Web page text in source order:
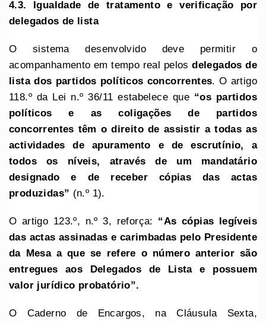
4.3. Igualdade de tratamento e verificação por
delegados de lista
O sistema desenvolvido deve permitir o
acompanhamento em tempo real pelosdelegados de
lista dos partidos políticos concorrentes. O artigo
118.º da Lei n.º 36/11 estabelece que “os partidos
políticos e as coligações de partidos
concorrentes têm o direito de assistir a todas as
actividades de apuramento e de escrutínio, a
todos os níveis, através de um mandatário
designado e de receber cópias das actas
produzidas” (n.º 1).
O artigo 123.º, n.º 3, reforça: “As cópias legíveis
das actas assinadas e carimbadas pelo Presidente
da Mesa a que se refere o número anterior são
entregues aos Delegados de Lista e possuem
valor jurídico probatório”.
O Caderno de Encargos, na Cláusula Sexta,